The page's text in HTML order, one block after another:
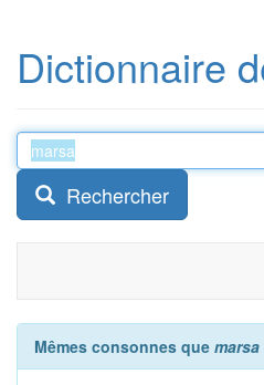
Dictionnaire
Rechercher
Mêmes consonnes que marsa